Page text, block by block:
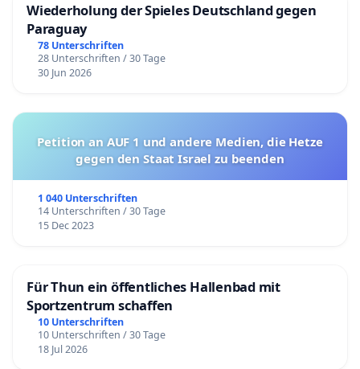
Wiederholung der Spieles Deutschland gegen
Paraguay
78 Unterschriften
28 Unterschriften / 30 Tage
30 Jun 2026
Petition an AUF 1 und andere Medien, die Hetze
gegen den Staat Israel zu beenden
1 040 Unterschriften
14 Unterschriften / 30 Tage
15 Dec 2023
Für Thun ein öffentliches Hallenbad mit
Sportzentrum schaffen
10 Unterschriften
10 Unterschriften / 30 Tage
18 Jul 2026